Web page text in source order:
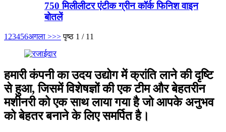
750 मिलीलीटर एंटीक ग्रीन कॉर्क फिनिश वाइन
बोतलें
1 23456अगला >>> पृष्ठ 1 / 11
हमारी कंपनी का उदय उद्योग में क्रांति लाने की दृष्टि
से हुआ, जिसमें विशेषज्ञों की एक टीम और बेहतरीन
मशीनरी को एक साथ लाया गया है जो आपके अनुभव
को बेहतर बनाने के लिए समर्पित है।